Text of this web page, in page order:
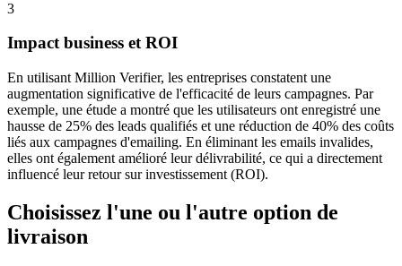
3
Impact business et ROI
En utilisant Million Verifier, les entreprises constatent une
augmentation significative de l'efficacité de leurs campagnes. Par
exemple, une étude a montré que les utilisateurs ont enregistré une
hausse de 25% des leads qualifiés et une réduction de 40% des coûts
liés aux campagnes d'emailing. En éliminant les emails invalides,
elles ont également amélioré leur délivrabilité, ce qui a directement
influencé leur retour sur investissement (ROI).
Choisissez l'une ou l'autre option de
livraison